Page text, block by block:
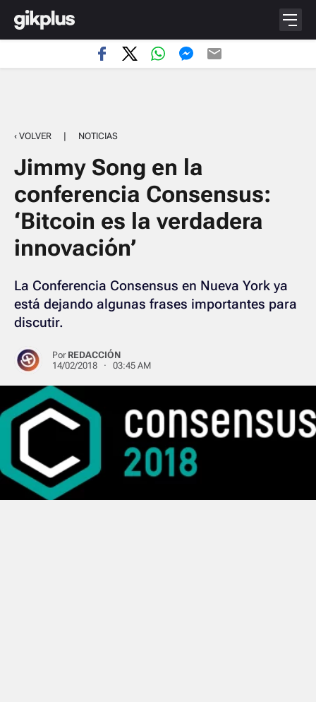
‹ VOLVER | NOTICIAS
Jimmy Song en la
conferencia Consensus:
‘Bitcoin es la verdadera
innovación’
La Conferencia Consensus en Nueva York ya
está dejando algunas frases importantes para
discutir.
Por REDACCIÓN
14/02/2018 · 03:45 AM